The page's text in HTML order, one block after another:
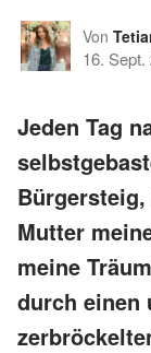
Von
16. Sept.
Jeden Tag
Mutter
meine
durch einen